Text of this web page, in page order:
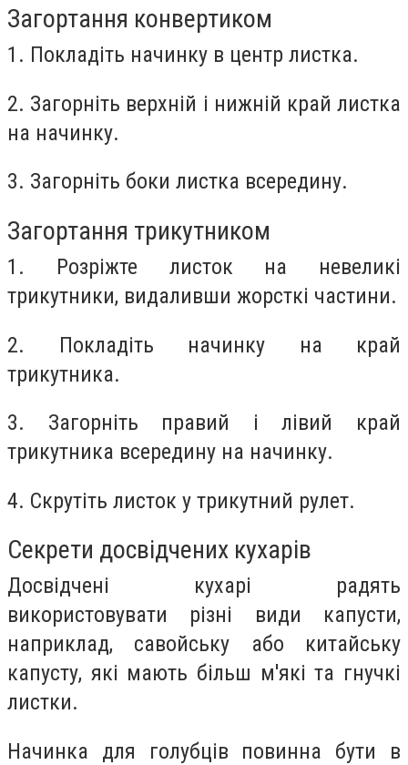
Загортання конвертиком
1. Покладіть начинку в центр листка.
2. Загорніть верхній і нижній край листка
на начинку.
3. Загорніть боки листка всередину.
Загортання трикутником
1. Розріжте листок на невеликі
трикутники, видаливши жорсткі частини.
2. Покладіть начинку на край
трикутника.
3. Загорніть правий і лівий край
трикутника всередину на начинку.
4. Скрутіть листок у трикутний рулет.
Секрети досвідчених кухарів
Досвідчені кухарі радять
використовувати різні види капусти,
наприклад, савойську або китайську
капусту, які мають більш м'які та гнучкі
листки.
Начинка для голубців повинна бути в